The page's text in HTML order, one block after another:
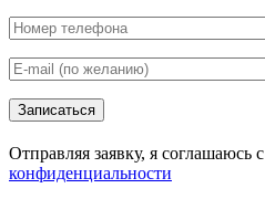
Записаться
Отправляя заявку, я соглашаюсь с
конфиденциальности